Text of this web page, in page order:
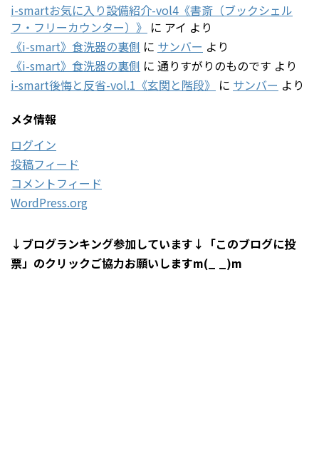
i-smartお気に入り設備紹介-vol4《書斎（ブックシェル
フ・フリーカウンター）》 に アイ より
《i-smart》食洗器の裏側 に サンバー より
《i-smart》食洗器の裏側 に 通りすがりのものです より
i-smart後悔と反省-vol.1《玄関と階段》 に サンバー より
メタ情報
ログイン
投稿フィード
コメントフィード
WordPress.org
↓ブログランキング参加しています↓「このブログに投
票」のクリックご協力お願いしますm(_ _)m